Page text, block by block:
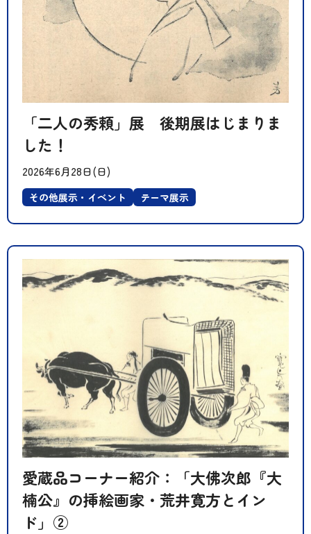
「二人の秀頼」展 後期展はじまりま
した！
2026年6月28日(日)
その他展示・イベント テーマ展示
愛蔵品コーナー紹介：「大佛次郎『大
楠公』の挿絵画家・荒井寛方とイン
ド」②